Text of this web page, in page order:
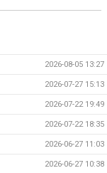
2026-08-05 13:27
2026-07-27 15:13
2026-07-22 19:49
2026-07-22 18:35
2026-06-27 11:03
2026-06-27 10:38